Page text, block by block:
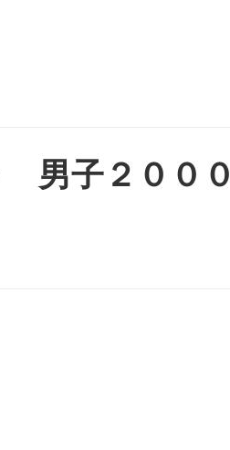
男子２０００